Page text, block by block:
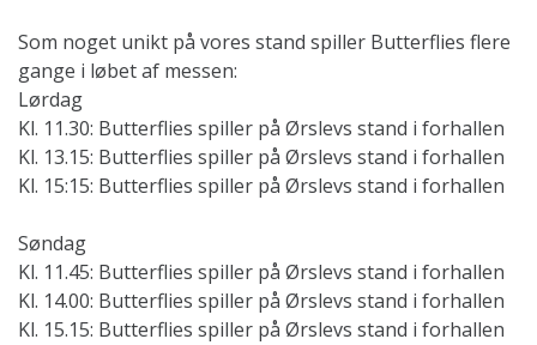
Som noget unikt på vores stand spiller Butterflies flere
gange i løbet af messen:
Lørdag
Kl. 11.30: Butterflies spiller på Ørslevs stand i forhallen
Kl. 13.15: Butterflies spiller på Ørslevs stand i forhallen
Kl. 15:15: Butterflies spiller på Ørslevs stand i forhallen
Søndag
Kl. 11.45: Butterflies spiller på Ørslevs stand i forhallen
Kl. 14.00: Butterflies spiller på Ørslevs stand i forhallen
Kl. 15.15: Butterflies spiller på Ørslevs stand i forhallen